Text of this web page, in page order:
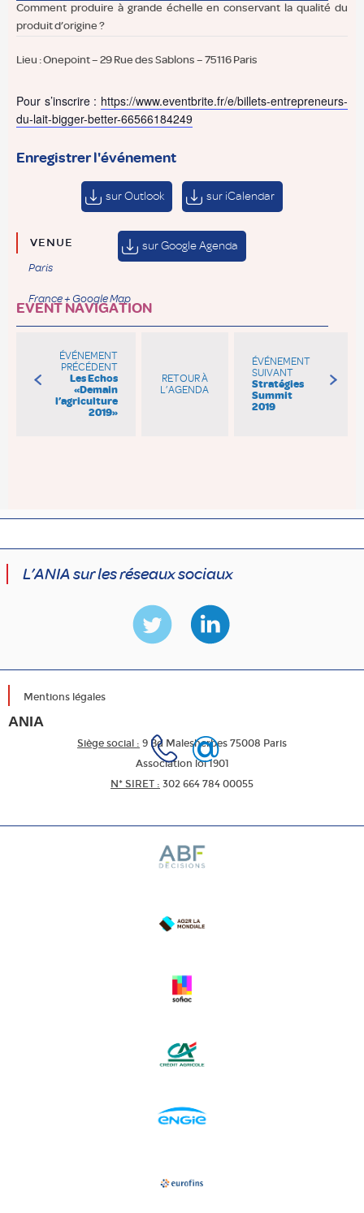
VENUE
Paris
France+ Google Map
Comment produire à grande échelle en conservant la qualité du
produit d’origine ?
Lieu : Onepoint – 29 Rue des Sablons – 75116 Paris
Pour s’inscrire : https://www.eventbrite.fr/e/billets-entrepreneurs-
du-lait-bigger-better-66566184249
Enregistrer l'événement
sur Outlook sur iCalendar
sur Google Agenda
EVENT NAVIGATION
ÉVÉNEMENT
PRÉCÉDENT
Les Echos
«Demain
l’agriculture
2019»
RETOUR À
L’AGENDA
ÉVÉNEMENT
SUIVANT
Stratégies
Summit
2019
L’ANIA sur les réseaux sociaux
Mentions légales
ANIA
Siège social : 9 Bd Malesherbes 75008 Paris
Association loi 1901
N* SIRET : 302 664 784 00055